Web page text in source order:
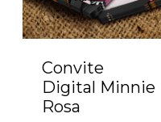
Convite
Digital Minnie
Rosa